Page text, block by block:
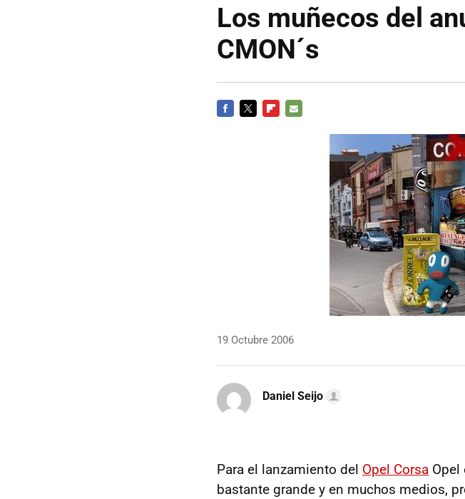
Los muñecos del
CMON´s
19 Octubre 2006
Daniel Seijo
Para el lanzamiento del Opel Corsa Opel
bastante grande y en muchos medios,